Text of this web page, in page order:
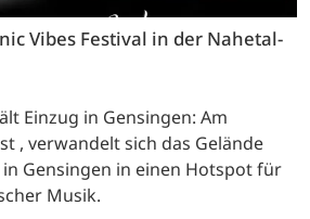
Vibes Festival in der Nahetal-
Einzug in Gensingen: Am
, verwandelt sich das Gelände
Gensingen in einen Hotspot für
Musik.